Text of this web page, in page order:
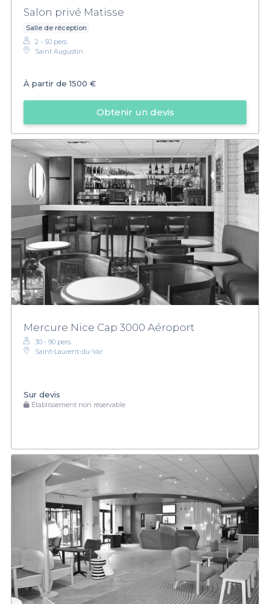
Salon privé Matisse
Salle de réception
2 - 50 pers.
Saint Augustin
À partir de1500 €
Obtenir un devis
Mercure Nice Cap 3000 Aéroport
30 - 90 pers.
Saint-Laurent-du-Var
Sur devis
Établissement non réservable